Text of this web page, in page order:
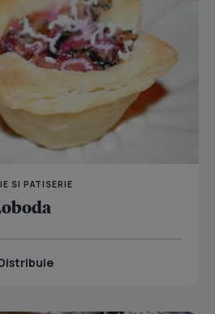
SI PATISERIE